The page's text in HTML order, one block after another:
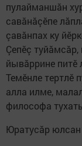
пулайманшăн
савăнăçӗпе
çавăнпах ку
Çепӗç
йывăррине питӗ
Темӗнле тертлӗ
алла илме,
философа
Юратусăр